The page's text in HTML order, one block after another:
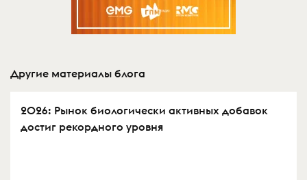
Другие материалы блога
2026: Рынок биологически активных добавок
достиг рекордного уровня